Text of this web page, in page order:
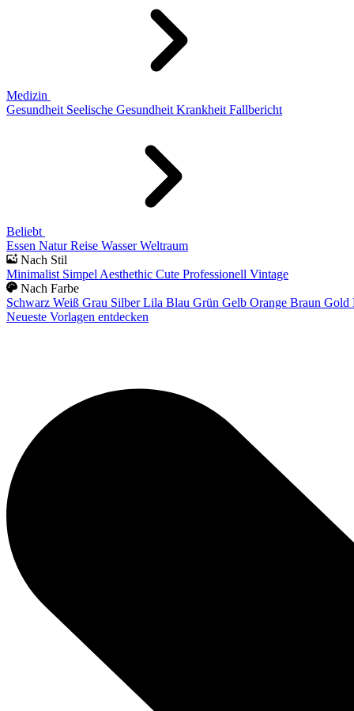
Medizin
Gesundheit Seelische Gesundheit Krankheit Fallbericht
Beliebt
Essen Natur Reise Wasser Weltraum
Nach Stil
Minimalist Simpel Aesthethic Cute Professionell Vintage
Nach Farbe
Schwarz Weiß Grau Silber Lila Blau Grün Gelb Orange Braun Gold
Neueste Vorlagen entdecken